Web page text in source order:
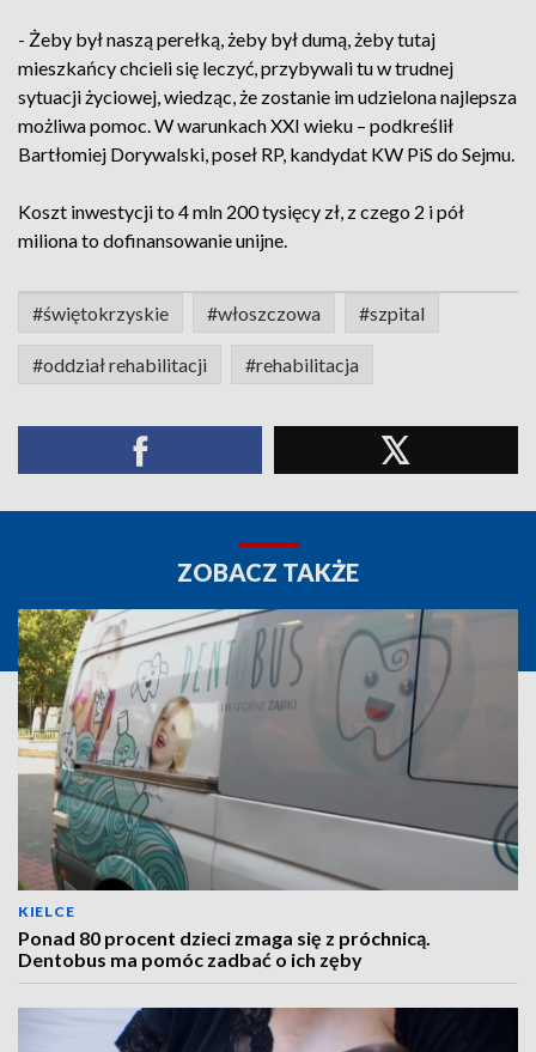
- Żeby był naszą perełką, żeby był dumą, żeby tutaj
mieszkańcy chcieli się leczyć, przybywali tu w trudnej
sytuacji życiowej, wiedząc, że zostanie im udzielona najlepsza
możliwa pomoc. W warunkach XXI wieku – podkreślił
Bartłomiej Dorywalski, poseł RP, kandydat KW PiS do Sejmu.
Koszt inwestycji to 4 mln 200 tysięcy zł, z czego 2 i pół
miliona to dofinansowanie unijne.
#świętokrzyskie #włoszczowa #szpital
#oddział rehabilitacji #rehabilitacja
ZOBACZ TAKŻE
KIELCE
Ponad 80 procent dzieci zmaga się z próchnicą.
Dentobus ma pomóc zadbać o ich zęby